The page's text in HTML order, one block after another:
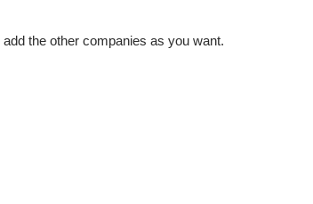
the other companies as you want.